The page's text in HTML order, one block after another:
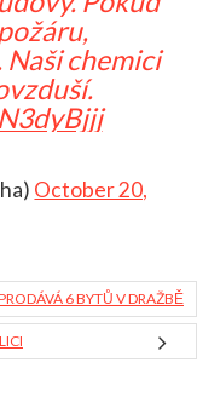
chemici
October 20,
6 BYTŮ V DRAŽBĚ